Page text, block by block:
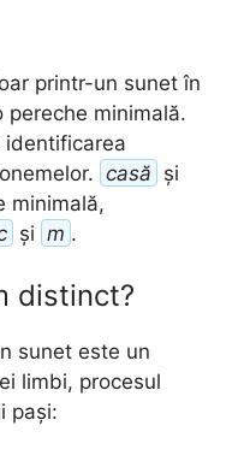
printr-un sunet în
minimală.
identificarea
casă și
minimală,
și m .
distinct?
sunet este un
limbi, procesul
pași: